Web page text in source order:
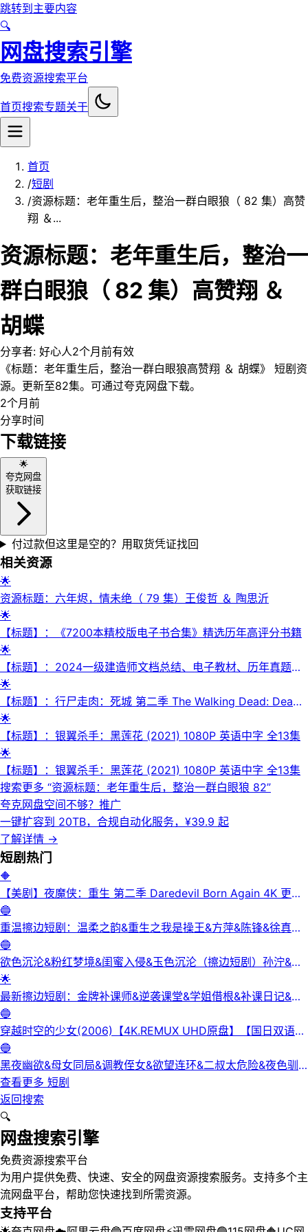
跳转到主要内容
🔍
网盘搜索引擎
免费资源搜索平台
首页搜索专题关于
首页
/短剧
/资源标题：老年重生后，整治一群白眼狼（ 82 集）高赞
翔 ＆...
资源标题：老年重生后，整治一
群白眼狼（ 82 集）高赞翔 ＆
胡蝶
分享者: 好心人2个月前有效
《标题：老年重生后，整治一群白眼狼高赞翔 ＆ 胡蝶》 短剧资
源。更新至82集。可通过夸克网盘下载。
2个月前
分享时间
下载链接
🌟
夸克网盘
获取链接
付过款但这里是空的？用取货凭证找回
相关资源
🌟
资源标题：六年烬，情未绝（ 79 集）王俊哲 ＆ 陶思沂
🌟
【标题】：《7200本精校版电子书合集》精选历年高评分书籍
🌟
【标题】：2024一级建造师文档总结、电子教材、历年真题合
集
🌟
【标题】：行尸走肉：死城 第二季 The Walking Dead: Dead
City Season 2 (2025) 【更新至08集】【1080p】【中英字
幕】
🌟
【标题】：银翼杀手：黑莲花 (2021) 1080P 英语中字 全13集
🌟
【标题】：银翼杀手：黑莲花 (2021) 1080P 英语中字 全13集
搜索更多 “资源标题：老年重生后，整治一群白眼狼 82”
夸克网盘空间不够？ 推广
一键扩容到 20TB，合规自动化服务，¥39.9 起
了解详情 →
短剧 热门
🔶
【美剧】夜魔侠：重生 第二季 Daredevil Born Again 4K 更新
3集
🔵
重温擦边短剧：温柔之韵&重生之我是操王&方萍&陈锋&徐真真
&老刘又胖啦&刘倩宇
🔵
欲色沉沦&粉红梦境&闺蜜入侵&玉色沉沦（擦边短剧）孙泞&王
正洁
🌟
最新擦边短剧：金牌补课师&逆袭课堂&学姐借根&补课日记&身
下人&补习老师&学妹的第一课&课后有约（未删减版） 陈梓晴
🔵
穿越时空的少女(2006)【4K.REMUX UHD原盘】【国日双语】
【中文字幕】【爱情/科幻】
🔵
黑夜幽欲&母女同局&调教侄女&欲望连环&二叔太危险&夜色驯
服&黑夜欲牢（完整版）最新擦边短剧
查看更多 短剧
返回搜索
🔍
网盘搜索引擎
免费资源搜索平台
为用户提供免费、快速、安全的网盘资源搜索服务。支持多个主
流网盘平台，帮助您快速找到所需资源。
支持平台